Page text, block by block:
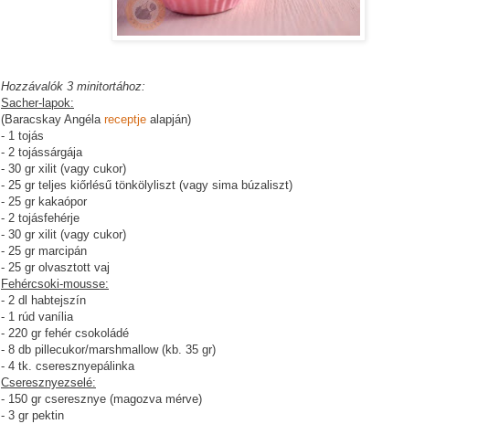
Hozzávalók 3 minitortához:
Sacher-lapok:
(Baracskay Angéla receptje alapján)
- 1 tojás
- 2 tojássárgája
- 30 gr xilit (vagy cukor)
- 25 gr teljes kiőrlésű tönkölyliszt (vagy sima búzaliszt)
- 25 gr kakaópor
- 2 tojásfehérje
- 30 gr xilit (vagy cukor)
- 25 gr marcipán
- 25 gr olvasztott vaj
Fehércsoki-mousse:
- 2 dl habtejszín
- 1 rúd vanília
- 220 gr fehér csokoládé
- 8 db pillecukor/marshmallow (kb. 35 gr)
- 4 tk. cseresznyepálinka
Cseresznyezselé:
- 150 gr cseresznye (magozva mérve)
- 3 gr pektin